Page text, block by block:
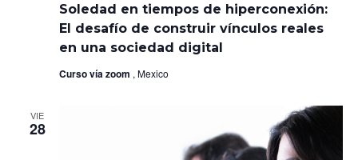
Soledad en tiempos de hiperconexión:
El desafío de construir vínculos reales
en una sociedad digital
tiempos
de
hiperconexión:
El
una
sociedad
Curso vía zoom , Mexico
VIE
28